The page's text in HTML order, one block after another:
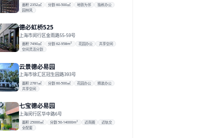
面积 2352㎡ 分割 60-500㎡ 地铁为邻
独栋办公
园林风
德必虹桥525
上海市闵行区金雨路55-59号
面积 7490㎡ 分割 62-958m² 花园办公
共享空间
空间灵活分割
云景德必易园
上海市徐汇区冠生园路393号
面积 2781㎡ 分割 60-500㎡ 花园办公
精装办公
共享空间
七宝德必易园
上海闵行区华中路6号
面积 25000㎡ 分割 50-14000m² 近商圈
近轨交
全配套